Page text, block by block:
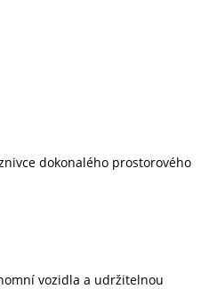
dokonalého prostorového
vozidla a udržitelnou